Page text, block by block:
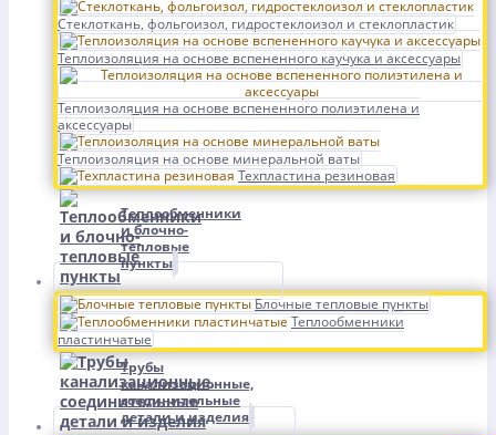
Стеклоткань, фольгоизол, гидростеклоизол и стеклопластик
Теплоизоляция на основе вспененного каучука и аксессуары
Теплоизоляция на основе вспененного полиэтилена и
аксессуары
Теплоизоляция на основе минеральной ваты
Техпластина резиновая
Теплообменники
и блочно-
тепловые
пункты
Блочные тепловые пункты
Теплообменники
пластинчатые
Трубы
канализационные,
соединительные
детали и изделия